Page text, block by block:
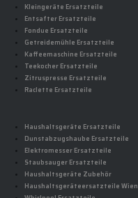
Kleingeräte Ersatzteile
Entsafter Ersatzteile
Fondue Ersatzteile
Getreidemühle Ersatzteile
Kaffeemaschine Ersatzteile
Teekocher Ersatzteile
Zitruspresse Ersatzteile
Raclette Ersatzteile
Haushaltsgeräte Ersatzteile
Dunstabzugshaube Ersatzteile
Elektromesser Ersatzteile
Staubsauger Ersatzteile
Haushaltsgeräte Zubehör
Haushaltsgeräteersatzteile Wien